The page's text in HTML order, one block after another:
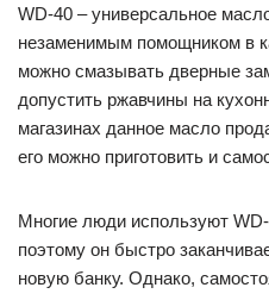
WD-40 – универсальное
незаменимым помощником в
можно смазывать дверные
допустить ржавчины на
магазинах данное масло
его можно приготовить и
Многие люди используют
поэтому он быстро
новую банку. Однако,